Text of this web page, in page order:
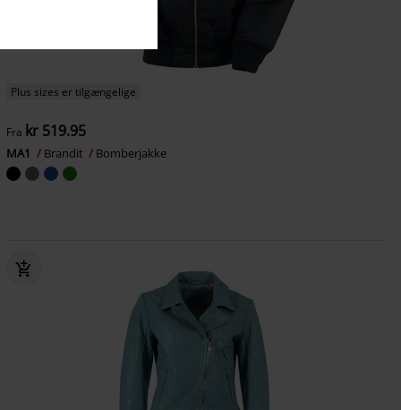
Plus sizes er tilgængelige
Fra kr 519.95
MA1 Brandit Bomberjakke